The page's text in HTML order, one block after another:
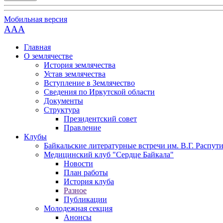
Мобильная версия
AAA
Главная
О землячестве
История землячества
Устав землячества
Вступление в Землячество
Сведения по Иркутской области
Документы
Структура
Президентский совет
Правление
Клубы
Байкальские литературные встречи им. В.Г.
Медицинский клуб "Сердце Байкала"
Новости
План работы
История клуба
Разное
Публикации
Молодежная секция
Анонсы